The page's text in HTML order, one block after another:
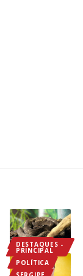
SERGIPE
DESTAQUES -
PRINCIPAL
POLÍTICA